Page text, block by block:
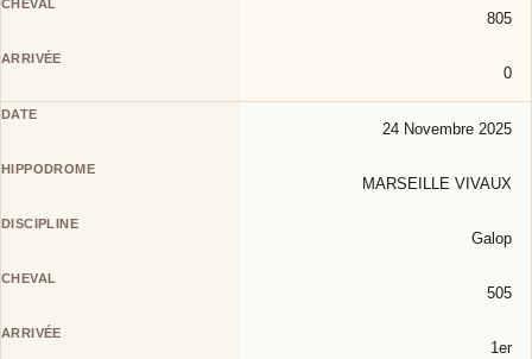
805
0
24 Novembre 2025
MARSEILLE VIVAUX
Galop
505
1er